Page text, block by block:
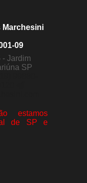
Marchesini
09
- Jardim
SP
estamos
de SP e